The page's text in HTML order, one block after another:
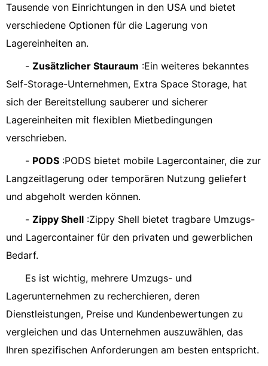
Tausende von Einrichtungen in den USA und bietet
verschiedene Optionen für die Lagerung von
Lagereinheiten an.
- Zusätzlicher Stauraum :Ein weiteres bekanntes
Self-Storage-Unternehmen, Extra Space Storage, hat
sich der Bereitstellung sauberer und sicherer
Lagereinheiten mit flexiblen Mietbedingungen
verschrieben.
- PODS :PODS bietet mobile Lagercontainer, die zur
Langzeitlagerung oder temporären Nutzung geliefert
und abgeholt werden können.
- Zippy Shell :Zippy Shell bietet tragbare Umzugs-
und Lagercontainer für den privaten und gewerblichen
Bedarf.
Es ist wichtig, mehrere Umzugs- und
Lagerunternehmen zu recherchieren, deren
Dienstleistungen, Preise und Kundenbewertungen zu
vergleichen und das Unternehmen auszuwählen, das
Ihren spezifischen Anforderungen am besten entspricht.